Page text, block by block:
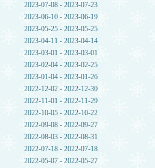
2023-07-08 - 2023-07-23
2023-06-10 - 2023-06-19
2023-05-25 - 2023-05-25
2023-04-11 - 2023-04-14
2023-03-01 - 2023-03-01
2023-02-04 - 2023-02-25
2023-01-04 - 2023-01-26
2022-12-02 - 2022-12-30
2022-11-01 - 2022-11-29
2022-10-05 - 2022-10-22
2022-09-08 - 2022-09-27
2022-08-03 - 2022-08-31
2022-07-18 - 2022-07-18
2022-05-07 - 2022-05-27